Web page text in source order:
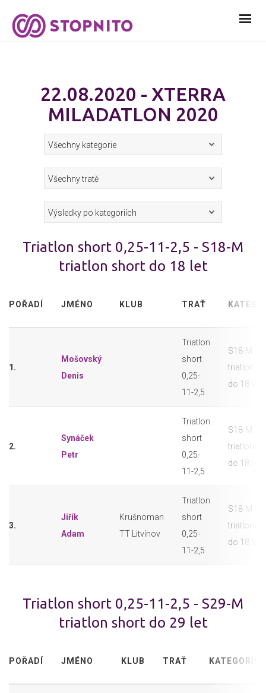
22.08.2020 - XTERRA
MILADATLON 2020
Triatlon short 0,25-11-2,5 - S18-M
triatlon short do 18 let
POŘADÍ JMÉNO KLUB TRAŤ
1.
Mošovský
Denis
Triatlon
short
0,25-
11-2,5
S18-M
triatlon
do 18 let
2.
Synáček
Petr
Triatlon
short
0,25-
11-2,5
S18-M
triatlon
do 18 let
3.
Jiřík
Adam
Krušnoman
TT Litvínov
Triatlon
short
0,25-
11-2,5
S18-M
triatlon
do 18 let
Triatlon short 0,25-11-2,5 - S29-M
triatlon short do 29 let
POŘADÍ JMÉNO KLUB TRAŤ KATEGORIE